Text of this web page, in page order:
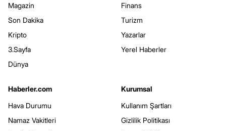
Magazin
Son Dakika
Kripto
3.Sayfa
Dünya
Finans
Turizm
Yazarlar
Yerel Haberler
Haberler.com
Hava Durumu
Namaz Vakitleri
Kurumsal
Kullanım Şartları
Gizlilik Politikası